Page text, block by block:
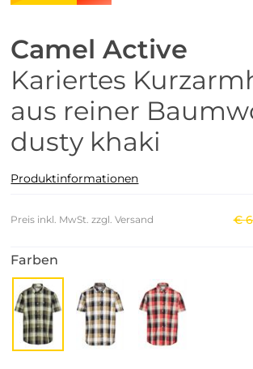
Camel Active
Kariertes
aus reiner
dusty khaki
Produktinformationen
Preis inkl. MwSt. zzgl. Versand €
Farben